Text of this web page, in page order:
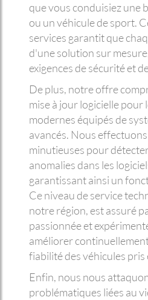
que vous conduisiez une
ou un véhicule de sport.
services garantit que
d'une solution sur
exigences de sécurité et
De plus, notre offre
mise à jour logicielle pour
modernes équipés de
avancés. Nous
minutieuses pour
anomalies dans les
garantissant ainsi un
Ce niveau de service
notre région, est assuré
passionnée et
améliorer
fiabilité des véhicules pris
Enfin, nous nous
problématiques liées au